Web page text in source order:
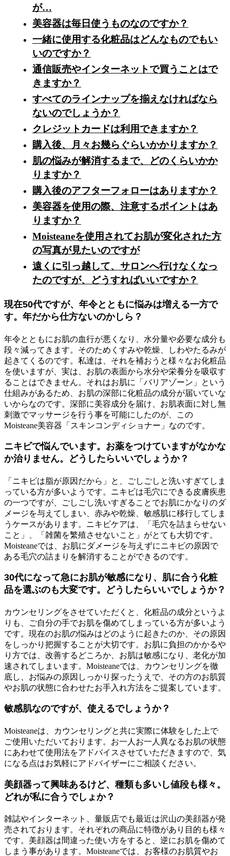
が…
美容器は毎日使うものなのですか？
一緒に使用する化粧品はどんなものでもい
いのですか？
通信販売やインターネットで買うことはで
きますか？
すべてのラインナップを揃えなければなら
ないのでしょうか？
クレジットカードは利用できますか？
購入後、月々お幾らぐらいかかりますか？
肌の悩みが解消するまで、どのくらいかか
りますか？
購入後のアフターフォローはありますか？
美容器を使用の際、注意するポイントはあ
りますか？
Moisteaneを使用されてお肌が変化された方
の写真が見たいのですが
遠くに引っ越して、サロンへ行けなくなっ
たのですが、どうすればいいですか？
現在50代ですが、年令とともに悩みは増える一方で
す。年だから仕方ないのかしら？
年令とともにお肌の血行が悪くなり、水分量や必要な成分も
段々減ってきます。そのためくすみや乾燥、しわやたるみが
起きてくるのです。私達は、それを補おうと様々なお化粧品
を使いますが、実は、お肌の表面から水分や栄養分を吸収す
ることはできません。それはお肌に「バリアゾーン」という
仕組みがあるため、お肌の深部に化粧品の成分が届いていな
いからなのです。深部に美容成分を届け、お肌表面に対し無
刺激でマッサージを行う事を可能にしたのが、この
Moisteane美容器「スキンコンディショナー」なのです。
ニキビで悩んでいます。お薬をつけていますがなかな
か治りません。どうしたらいいでしょうか？
「ニキビは脂が原因だから」と、ごしごしと洗いすぎてしま
っている方が多いようです。ニキビは毛穴にできる皮膚疾患
の一つですが、ごしごし洗いすぎることでお肌にかなりのダ
メージを与えてしまい、赤みや乾燥、敏感肌に移行してしま
うケースがあります。ニキビケアは、「毛穴を詰まらせない
こと」、「雑菌を繁殖させないこと」がとても大切です。
Moisteaneでは、お肌にダメージを与えずにニキビの原因で
ある毛穴の詰まりを解消することができるのです。
30代になって急にお肌が敏感になり、肌に合う化粧
品を選ぶのも大変です。どうしたらいいでしょうか？
カウンセリングをさせていただくと、化粧品の成分というよ
りも、ご自分の手でお肌を傷めてしまっている方が多いよう
です。現在のお肌の悩みはどのように起きたのか、その原因
をしっかり把握することが大切です。お肌に負担のかかるや
り方では、改善するどころか、お肌は敏感になり、老化が加
速されてしまいます。Moisteaneでは、カウンセリングを徹
底し、お悩みの原因しっかり探ったうえで、その方のお肌質
やお肌の状態に合わせたお手入れ方法をご提案しています。
敏感肌なのですが、使えるでしょうか？
Moisteaneは、カウンセリングと共に実際に体験をした上で
ご使用いただいております。お一人お一人異なるお肌の状態
にあわせて使用法をアドバイスさせていただきますので、気
になる点はお気軽にアドバイザーにご相談ください。
美顔器って興味あるけど、種類も多いし値段も様々。
どれが私に合うでしょか？
雑誌やインターネット、量販店でも最近は沢山の美顔器が発
売されております。それぞれの商品に特徴があり目的も様々
です。美顔器は間違った使い方をすると、逆にお肌を傷めて
しまう事があります。Moisteaneでは、お客様のお肌質やお